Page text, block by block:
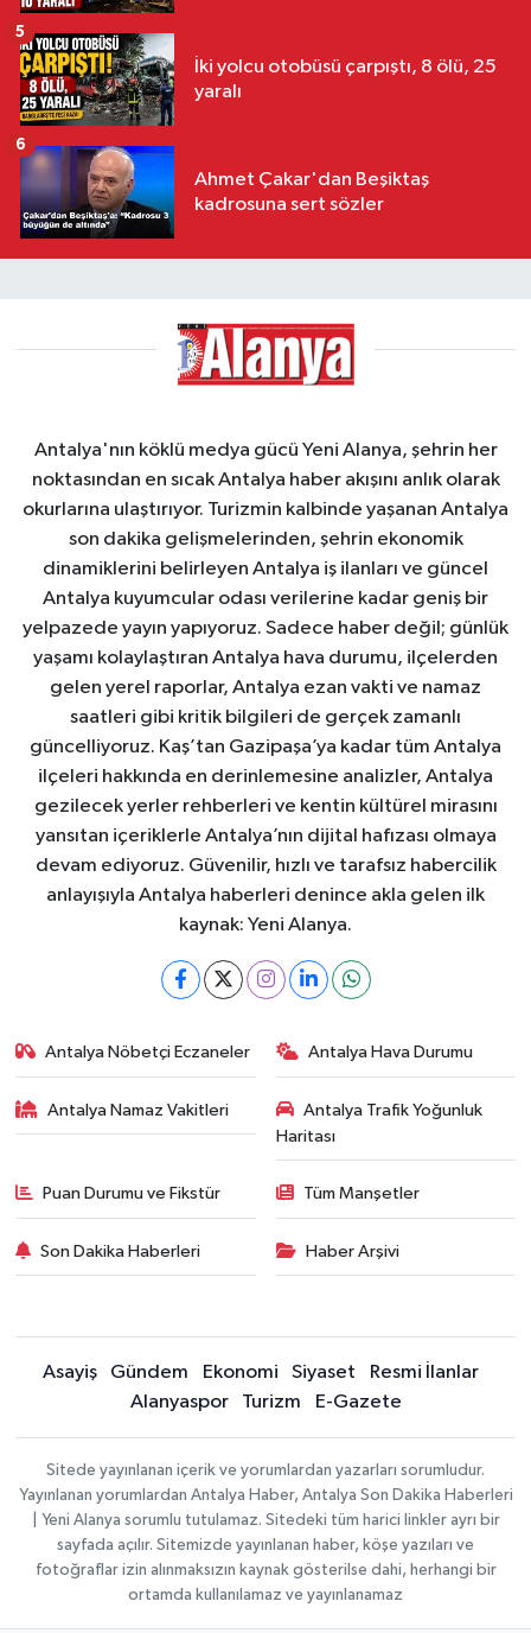
İki yolcu otobüsü çarpıştı, 8 ölü, 25
yaralı
5
Ahmet Çakar'dan Beşiktaş
kadrosuna sert sözler
6
Antalya'nın köklü medya gücü Yeni Alanya, şehrin her
noktasından en sıcak Antalya haber akışını anlık olarak
okurlarına ulaştırıyor. Turizmin kalbinde yaşanan Antalya
son dakika gelişmelerinden, şehrin ekonomik
dinamiklerini belirleyen Antalya iş ilanları ve güncel
Antalya kuyumcular odası verilerine kadar geniş bir
yelpazede yayın yapıyoruz. Sadece haber değil; günlük
yaşamı kolaylaştıran Antalya hava durumu, ilçelerden
gelen yerel raporlar, Antalya ezan vakti ve namaz
saatleri gibi kritik bilgileri de gerçek zamanlı
güncelliyoruz. Kaş’tan Gazipaşa’ya kadar tüm Antalya
ilçeleri hakkında en derinlemesine analizler, Antalya
gezilecek yerler rehberleri ve kentin kültürel mirasını
yansıtan içeriklerle Antalya’nın dijital hafızası olmaya
devam ediyoruz. Güvenilir, hızlı ve tarafsız habercilik
anlayışıyla Antalya haberleri denince akla gelen ilk
kaynak: Yeni Alanya.
Antalya Nöbetçi Eczaneler Antalya Hava Durumu
Antalya Namaz Vakitleri
Antalya Trafik Yoğunluk
Haritası
Puan Durumu ve Fikstür Tüm Manşetler
Son Dakika Haberleri Haber Arşivi
Asayiş Gündem Ekonomi Siyaset
Resmi İlanlar
Alanyaspor
Turizm E-Gazete
Sitede yayınlanan içerik ve yorumlardan yazarları sorumludur.
Yayınlanan yorumlardan Antalya Haber, Antalya Son Dakika Haberleri
| Yeni Alanya sorumlu tutulamaz. Sitedeki tüm harici linkler ayrı bir
sayfada açılır. Sitemizde yayınlanan haber, köşe yazıları ve
fotoğraflar izin alınmaksızın kaynak gösterilse dahi, herhangi bir
ortamda kullanılamaz ve yayınlanamaz